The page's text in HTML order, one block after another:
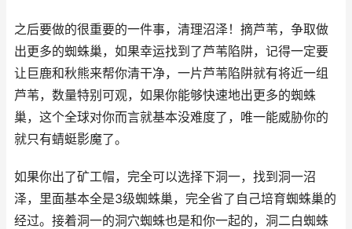
之后要做的很重要的一件事，清理沼泽！摘芦苇，争取做
出更多的蜘蛛巢，如果幸运找到了芦苇陷阱，记得一定要
让巨鹿和秋熊来帮你清干净，一片芦苇陷阱就有将近一组
芦苇，数量特别可观，如果你能够快速地出更多的蜘蛛
巢，这个全球对你而言就基本没难度了，唯一能威胁你的
就只有蜻蜓影魔了。
如果你出了矿工帽，完全可以选择下洞一，找到洞一沼
泽，里面基本全是3级蜘蛛巢，完全省了自己培育蜘蛛巢的
经过。接着洞一的洞穴蜘蛛也是和你一起的，洞二白蜘蛛